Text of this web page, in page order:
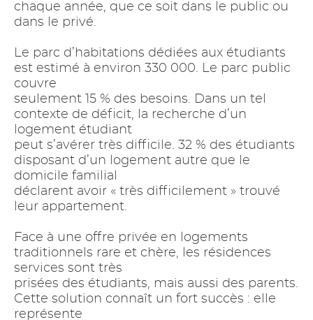
chaque année, que ce soit dans le public ou
dans le privé.
Le parc d’habitations dédiées aux étudiants
est estimé à environ 330 000. Le parc public
couvre
seulement 15 % des besoins. Dans un tel
contexte de déficit, la recherche d’un
logement étudiant
peut s’avérer très difficile. 32 % des étudiants
disposant d’un logement autre que le
domicile familial
déclarent avoir « très difficilement » trouvé
leur appartement.
Face à une offre privée en logements
traditionnels rare et chère, les résidences
services sont très
prisées des étudiants, mais aussi des parents.
Cette solution connaît un fort succès : elle
représente